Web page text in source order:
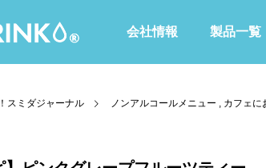
会社情報 製品一覧
スミダジャーナル ノンアルコールメニュー カフェに